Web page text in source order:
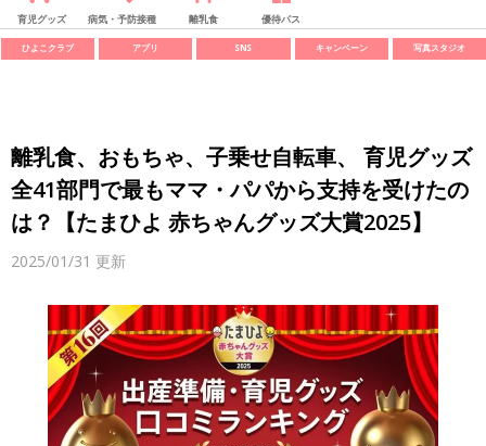
育児グッズ 病気・予防接種 離乳食 優待パス
ひよこクラブ アプリ SNS キャンペーン 写真スタジオ
離乳食、おもちゃ、子乗せ自転車、 育児グッズ
全41部門で最もママ・パパから支持を受けたの
は？【たまひよ 赤ちゃんグッズ大賞2025】
2025/01/31 更新